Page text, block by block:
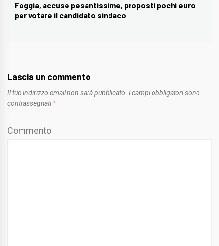
Next
post:
Foggia, accuse pesantissime, proposti pochi euro
per votare il candidato sindaco
Lascia un commento
Il tuo indirizzo email non sarà pubblicato. I campi obbligatori sono
contrassegnati *
Commento